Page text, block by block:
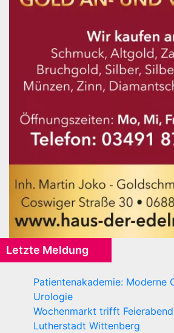
Letzte Meldung
Patientenakademie: Moderne
Urologie
Wochenmarkt trifft
Lutherstadt Wittenberg